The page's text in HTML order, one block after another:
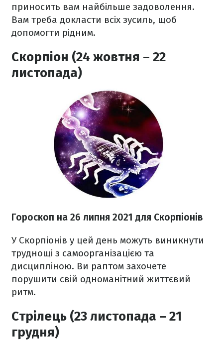
приносить вам найбільше задоволення.
Вам треба докласти всіх зусиль, щоб
допомогти рідним.
Скорпіон (24 жовтня – 22
листопада)
Гороскоп на 26 липня 2021 для Скорпіонів
У Скорпіонів у цей день можуть виникнути
труднощі з самоорганізацією та
дисципліною. Ви раптом захочете
порушити свій одноманітний життєвий
ритм.
Стрілець (23 листопада – 21
грудня)